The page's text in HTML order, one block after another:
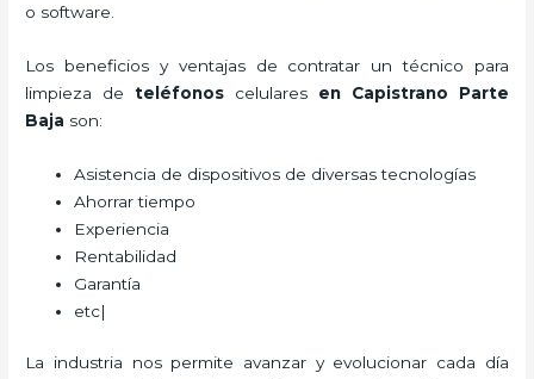
o software.
Los beneficios y ventajas de contratar un técnico para
limpieza deteléfonos celulares en Capistrano Parte
Baja son:
Asistencia de dispositivos de diversas tecnologías
Ahorrar tiempo
Experiencia
Rentabilidad
Garantía
etc|
La industria nos permite avanzar y evolucionar cada día